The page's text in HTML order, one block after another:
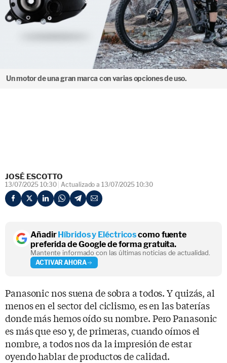
Un motor de una gran marca con varias opciones de uso.
JOSÉ ESCOTTO
13/07/2025 10:30 Actualizado a 13/07/2025 10:30
AñadirHíbridos y Eléctricoscomo fuente
preferida de Google de forma gratuita.
Mantente informado con las últimas noticias de actualidad.
ACTIVAR AHORA
Panasonic nos suena de sobra a todos. Y quizás, al
menos en el sector del ciclismo, es en las baterías
donde más hemos oído su nombre. Pero Panasonic
es más que eso y, de primeras, cuando oímos el
nombre, a todos nos da la impresión de estar
oyendo hablar de productos de calidad.